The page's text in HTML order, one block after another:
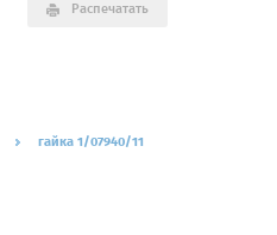
Распечатать
гайка 1/07940/11